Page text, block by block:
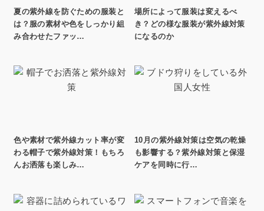
夏の紫外線を防ぐための服装と
は？服の素材や色をしっかり組
み合わせたファッ…
場所によって服装は変えるべ
き？どの様な服装が紫外線対策
になるのか
色や素材で紫外線カット率が変
わる帽子で紫外線対策！もちろ
んお洒落も楽しみ…
10月の紫外線対策は空気の乾燥
も影響する？紫外線対策と保湿
ケアを同時に行…